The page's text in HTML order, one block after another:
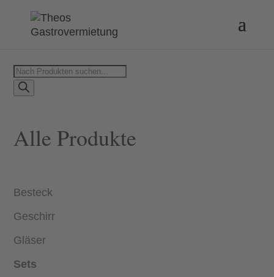
Products
search
Alle Produkte
Besteck
Geschirr
Gläser
Sets